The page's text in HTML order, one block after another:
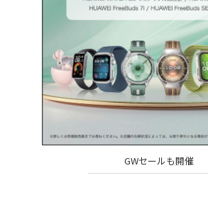
GWセールも開催